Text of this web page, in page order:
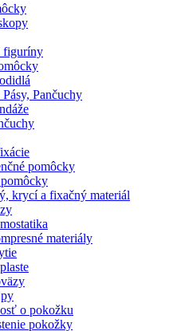
figuríny
Pančuchy
pomôcky
krycí a fixačný materiál
materiály
o pokožku
pokožky